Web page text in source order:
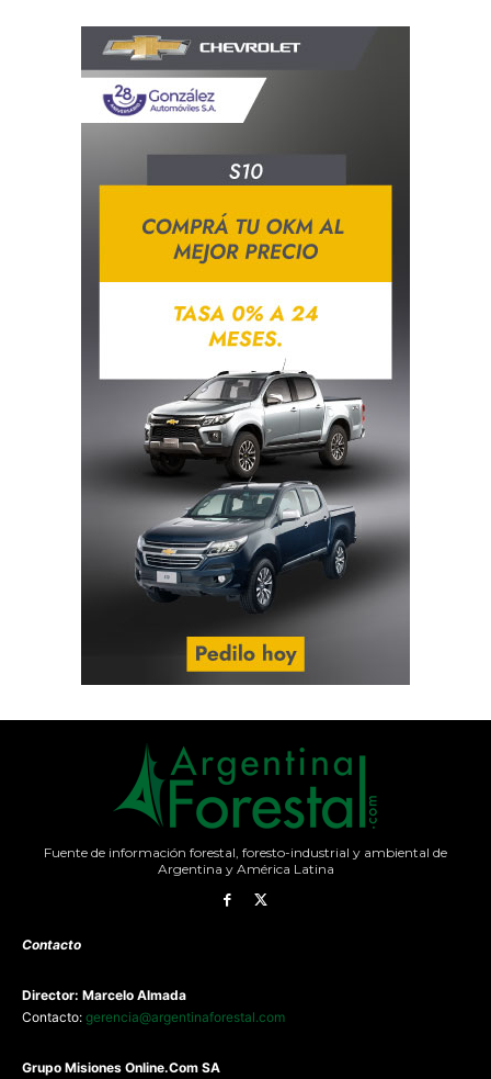
Fuente de información forestal, foresto-industrial y ambiental de
Argentina y América Latina
Contacto
Director: Marcelo Almada
Contacto: gerencia@argentinaforestal.com
Grupo Misiones Online.Com SA